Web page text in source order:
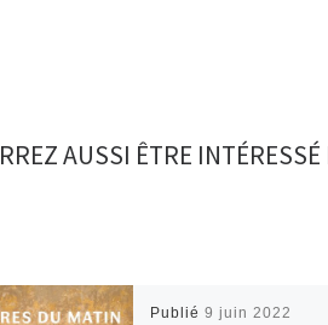
AUSSI ÊTRE INTÉRESSÉ
Publié9 juin 2022